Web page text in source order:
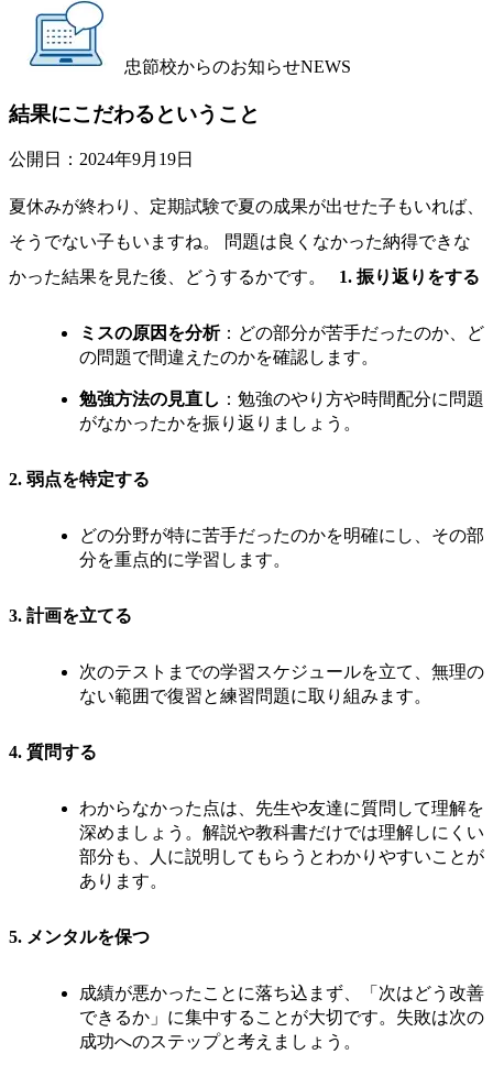
忠節校からのお知らせNEWS
結果にこだわるということ
公開日： 2024年9月19日
夏休みが終わり、定期試験で夏の成果が出せた子もいれば、
そうでない子もいますね。 問題は良くなかった納得できな
かった結果を見た後、どうするかです。 1. 振り返りをする
ミスの原因を分析：どの部分が苦手だったのか、ど
の問題で間違えたのかを確認します。
勉強方法の見直し ：勉強のやり方や時間配分に問題
がなかったかを振り返りましょう。
2. 弱点を特定する
どの分野が特に苦手だったのかを明確にし、その部
分を重点的に学習します。
3. 計画を立てる
次のテストまでの学習スケジュールを立て、無理の
ない範囲で復習と練習問題に取り組みます。
4. 質問する
わからなかった点は、先生や友達に質問して理解を
深めましょう。解説や教科書だけでは理解しにくい
部分も、人に説明してもらうとわかりやすいことが
あります。
5. メンタルを保つ
成績が悪かったことに落ち込まず、「次はどう改善
できるか」に集中することが大切です。失敗は次の
成功へのステップと考えましょう。